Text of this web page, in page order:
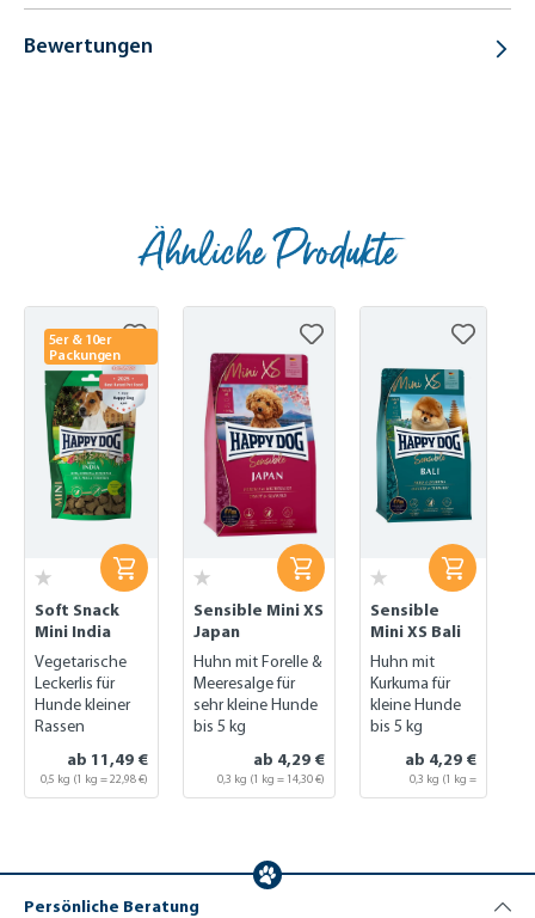
Bewertungen
Ähnliche Produkte
5er & 10er
Packungen
Soft Snack
Mini India
Vegetarische
Leckerlis für
Hunde kleiner
Rassen
ab 11,49 €
0,5 kg (1 kg = 22,98 €)
Sensible Mini XS
Japan
Huhn mit Forelle &
Meeresalge für
sehr kleine Hunde
bis 5 kg
ab 4,29 €
0,3 kg (1 kg = 14,30 €)
Sensible
Mini XS Bali
Huhn mit
Kurkuma für
kleine Hunde
bis 5 kg
ab 4,29 €
0,3 kg (1 kg =
14,30 €)
Persönliche Beratung